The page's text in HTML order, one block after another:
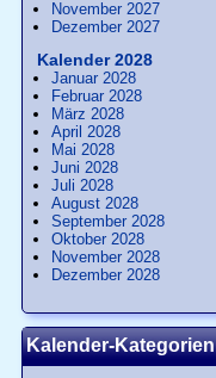
November 2027
Dezember 2027
Kalender 2028
Januar 2028
Februar 2028
März 2028
April 2028
Mai 2028
Juni 2028
Juli 2028
August 2028
September 2028
Oktober 2028
November 2028
Dezember 2028
Kalender-Kategorien